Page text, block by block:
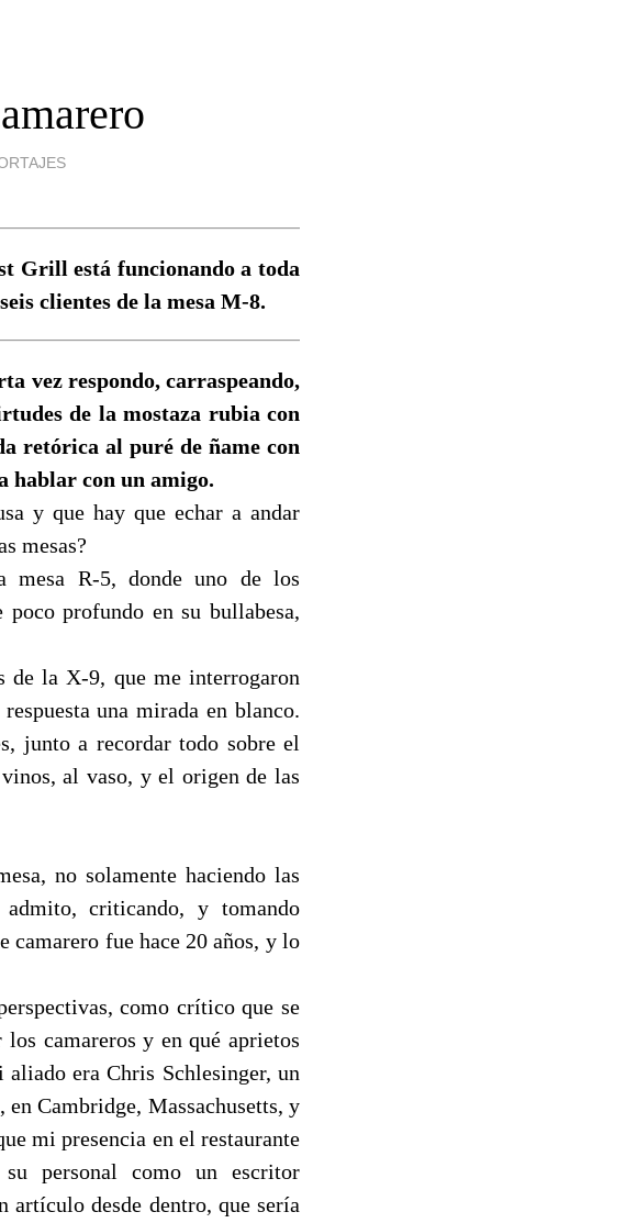
Grill está funcionando a toda
clientes de la mesa M-8.
vez respondo, carraspeando,
de la mostaza rubia con
retórica al puré de ñame con
hablar con un amigo.
y que hay que echar a andar
mesas?
mesa R-5, donde uno de los
poco profundo en su bullabesa,
la X-9, que me interrogaron
una mirada en blanco.
junto a recordar todo sobre el
al vaso, y el origen de las
no solamente haciendo las
criticando, y tomando
camarero fue hace 20 años, y lo
como crítico que se
camareros y en qué aprietos
era Chris Schlesinger, un
Cambridge, Massachusetts, y
mi presencia en el restaurante
personal como un escritor
artículo desde dentro, que sería